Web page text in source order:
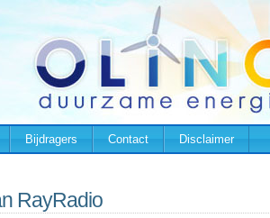
Bijdragers Contact Disclaimer
RayRadio